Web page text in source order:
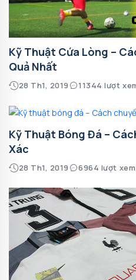
Kỹ Thuật Cứa Lòng –
Quả Nhất
28 Th1, 2019 11344 lượt
Kỹ Thuật Bóng Đá –
Xác
28 Th1, 2019 6964 lượt xem